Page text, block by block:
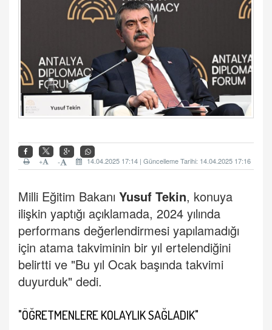
14.04.2025 17:14 | Güncelleme Tarihi: 14.04.2025 17:16
-
+
Milli Eğitim Bakanı Yusuf Tekin, konuya
ilişkin yaptığı açıklamada, 2024 yılında
performans değerlendirmesi yapılamadığı
için atama takviminin bir yıl ertelendiğini
belirtti ve "Bu yıl Ocak başında takvimi
duyurduk" dedi.
"ÖĞRETMENLERE KOLAYLIK SAĞLADIK"